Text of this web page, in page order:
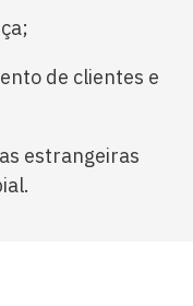
de clientes e
estrangeiras